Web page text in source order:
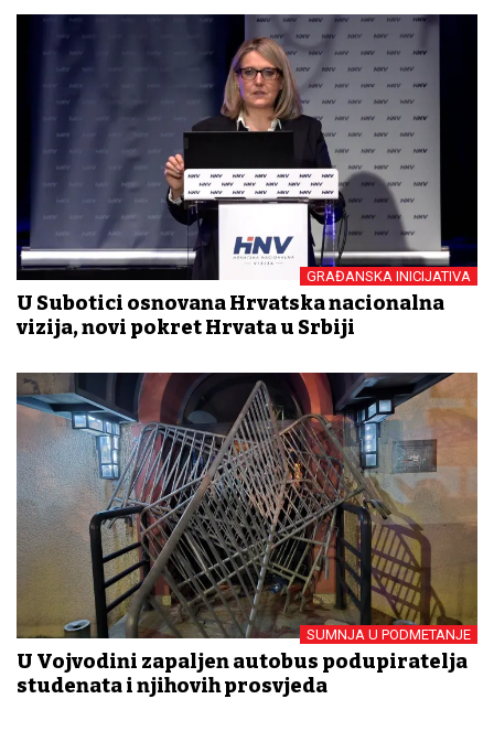
GRAĐANSKA INICIJATIVA
U Subotici osnovana Hrvatska nacionalna
vizija, novi pokret Hrvata u Srbiji
SUMNJA U PODMETANJE
U Vojvodini zapaljen autobus podupiratelja
studenata i njihovih prosvjeda